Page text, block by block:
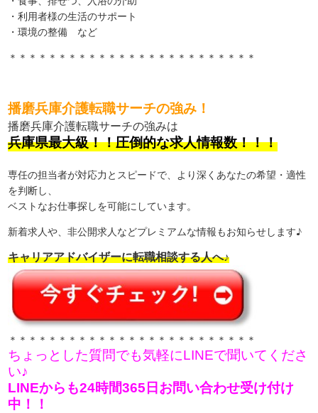
・利用者様の生活のサポート
・環境の整備 など
＊＊＊＊＊＊＊＊＊＊＊＊＊＊＊＊＊＊＊＊＊＊＊＊＊
播磨兵庫介護転職サーチの強み！
播磨兵庫介護転職サーチの強みは
兵庫県最大級！！圧倒的な求人情報数！！！
専任の担当者が対応力とスピードで、より深くあなたの希望・適性
を判断し、
ベストなお仕事探しを可能にしています。
新着求人や、非公開求人などプレミアムな情報もお知らせします♪
キャリアアドバイザーに転職相談する人へ♪
＊＊＊＊＊＊＊＊＊＊＊＊＊＊＊＊＊＊＊＊＊＊＊＊＊
ちょっとした質問でも気軽にLINEで聞いてくださ
い♪
LINEからも24時間365日お問い合わせ受け付け
中！！